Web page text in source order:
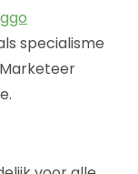
specialisme